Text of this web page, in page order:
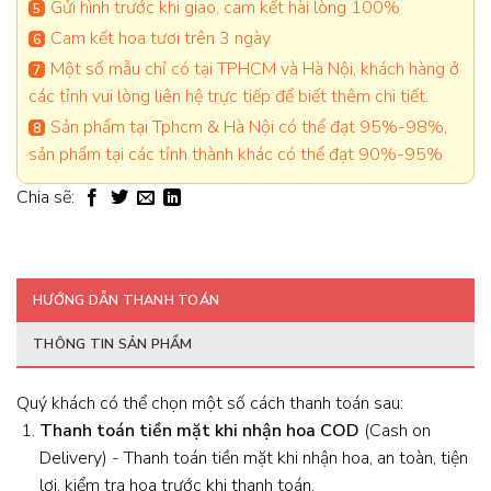
Gửi hình trước khi giao, cam kết hài lòng 100%
Cam kết hoa tươi trên 3 ngày
Một số mẫu chỉ có tại TPHCM và Hà Nội, khách hàng ở
các tỉnh vui lòng liên hệ trực tiếp để biết thêm chi tiết.
Sản phẩm tại Tphcm & Hà Nội có thể đạt 95%-98%,
sản phẩm tại các tỉnh thành khác có thể đạt 90%-95%
Chia sẽ:
HƯỚNG DẪN THANH TOÁN
THÔNG TIN SẢN PHẨM
Quý khách có thể chọn một số cách thanh toán sau:
Thanh toán tiền mặt khi nhận hoa COD (Cash on
Delivery) - Thanh toán tiền mặt khi nhận hoa, an toàn, tiện
lợi, kiểm tra hoa trước khi thanh toán.